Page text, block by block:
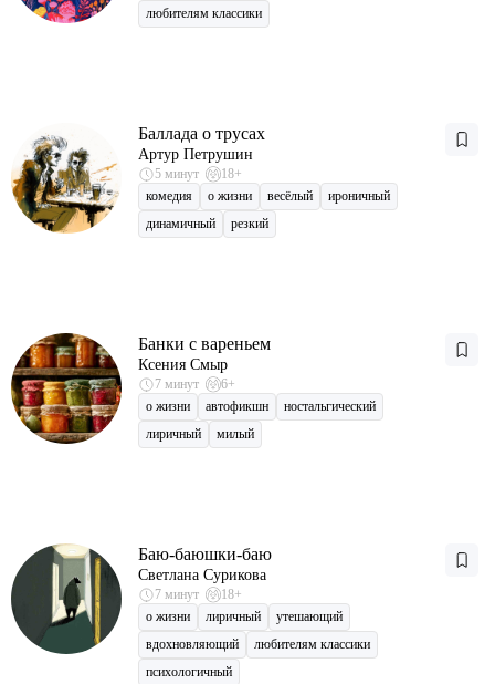
любителям классики
Баллада о трусах
Артур Петрушин
5 минут
18+
комедия
о жизни весёлый
ироничный
динамичный
резкий
Банки с вареньем
Ксения Смыр
7 минут
6+
о жизни
автофикшн
ностальгический
лиричный
милый
Баю-баюшки-баю
Светлана Сурикова
7 минут
18+
о жизни
лиричный
утешающий
вдохновляющий
любителям классики
психологичный